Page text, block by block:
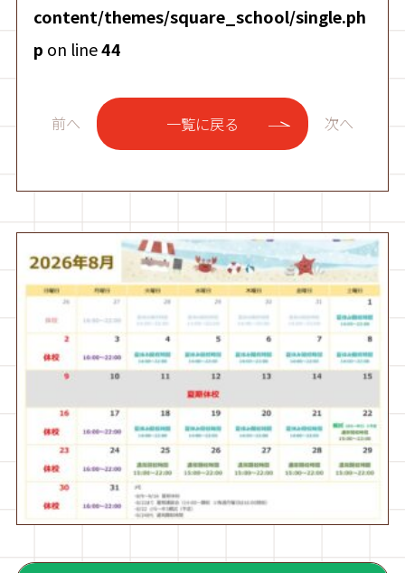
content/themes/square_school/single.ph
p on line44
前へ 一覧に戻る 次へ